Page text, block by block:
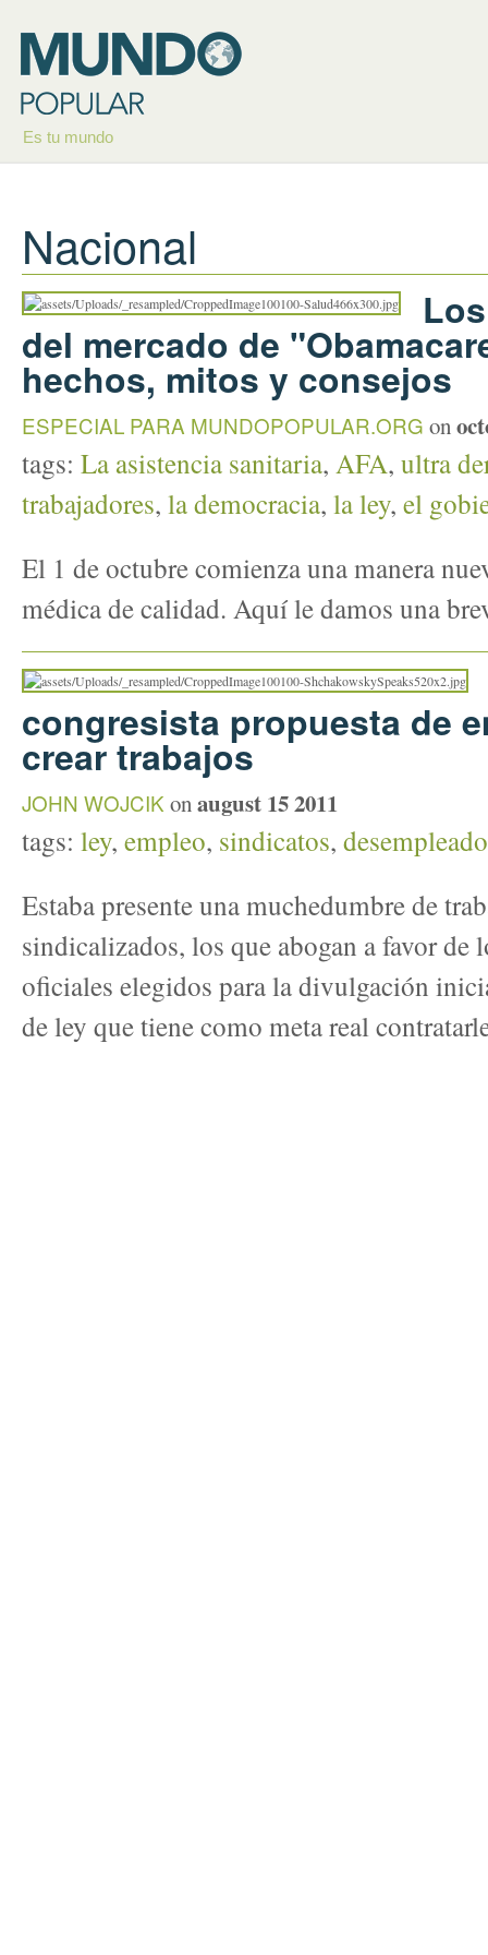
Es tu mundo
Nacional
del mercado de
hechos, mitos y consejos
ESPECIAL PARA MUNDOPOPULAR.ORG on
tags: La asistencia sanitaria, AFA, ultra
trabajadores, la democracia, la ley, el
El 1 de octubre comienza una manera
médica de calidad. Aquí le damos una
congresista propuesta de
crear trabajos
JOHN WOJCIK onaugust 15 2011
tags: ley, empleo, sindicatos,
Estaba presente una muchedumbre de
sindicalizados, los que abogan a favor de
oficiales elegidos para la divulgación
de ley que tiene como meta real